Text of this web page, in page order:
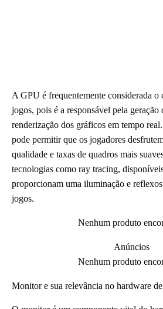
A GPU é frequentemente considerada o
jogos, pois é a responsável pela geração
renderização dos gráficos em tempo
pode permitir que os jogadores
qualidade e taxas de quadros mais
tecnologias como ray tracing,
proporcionam uma iluminação e
jogos.
Nenhum produto
Anúncios
Nenhum produto
Monitor e sua relevância no hardware